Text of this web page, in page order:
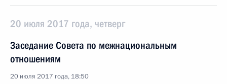
20 июля 2017 года, четверг
Заседание Совета по межнациональным
отношениям
20 июля 2017 года, 18:50